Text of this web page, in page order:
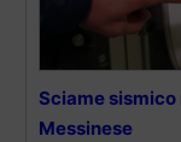
Sciame sismico
Messinese